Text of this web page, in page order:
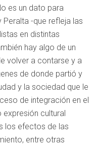
es un dato para
Peralta -que refleja las
en distintas
hay algo de un
volver a contarse y a
de donde partió y
y la sociedad que le
de integración en el
cultural
los efectos de las
entre otras